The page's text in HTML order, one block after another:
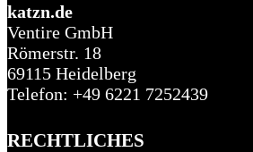
katzn.de
Ventire GmbH
Römerstr. 18
69115 Heidelberg
Telefon: +49 6221 7252439
RECHTLICHES